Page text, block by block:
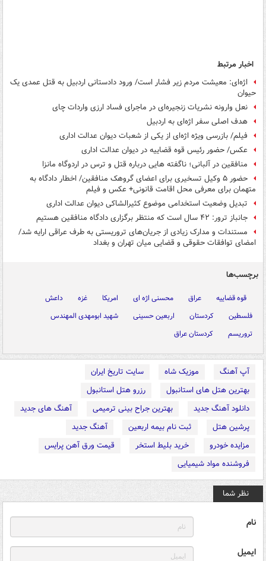
اخبار مرتبط
اژه‌ای: معیشت مردم زیر فشار است/ ورود دادستانی اردبیل به قتل عمدی یک
حیوان
نعل وارونه نشریات زنجیره‌ای در ماجرای فساد ارزی واردات چای
هدف اصلی سفر اژه‌ای به اردبیل
فیلم/ بازرسی ویژه اژه‌ای از یکی از شعبات دیوان عدالت اداری
عکس/ حضور رئیس قوه قضاییه در دیوان عدالت اداری
منافقین در آلبانی؛ ناگفته ‎هایی درباره قتل و ترس در اردوگاه مانزا
حضور ۵ وکیل تسخیری برای اعضای گروهک منافقین/ اخطار دادگاه به
متهمان برای معرفی محل اقامت قانونی+ عکس و فیلم
تبدیل وضعیت استخدامی موضوع کثیرالشاکی دیوان عدالت اداری
جانباز ترور: ۴۲ سال است که منتظر برگزاری دادگاه منافقین هستیم
مستندات و مدارک زیادی از جریان‌های تروریستی به طرف عراقی ارایه شد/
امضای توافقات حقوقی و قضایی میان تهران و بغداد
برچسب‌ها
قوه قضاییه عراق محسنی اژه ای امریکا غزه
داعش
فلسطین
کردستان اربعین حسینی
شهید ابومهدی المهندس
تروریسم
کردستان عراق
آپ آهنگ موزیک شاه
سایت تاریخ ایران
بهترین هتل های استانبول
رزرو هتل استانبول
دانلود آهنگ جدید
بهترین جراح بینی ترمیمی
آهنگ های جدید
پرشین هتل
ثبت نام بیمه اربعین
آهنگ جدید
مزایده خودرو
خرید بلیط استخر
قیمت ورق آهن پرایس
فروشنده مواد شیمیایی
نظر شما
نام
ایمیل